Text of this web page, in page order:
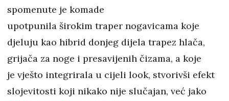
spomenute je komade
upotpunila širokim traper nogavicama koje
djeluju kao hibrid donjeg dijela trapez hlača,
grijača za noge i presavijenih čizama, a koje
je vješto integrirala u cijeli look, stvorivši efekt
slojevitosti koji nikako nije slučajan, već jako